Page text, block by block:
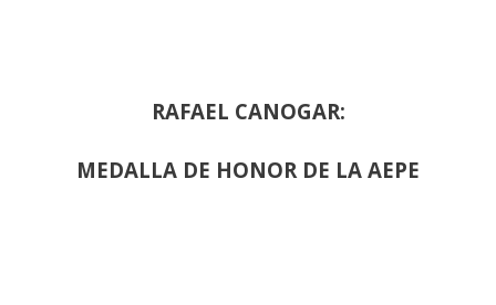
RAFAEL CANOGAR:
MEDALLA DE HONOR DE LA AEPE